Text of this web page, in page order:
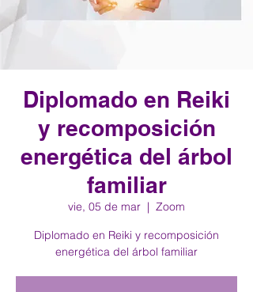
Diplomado en Reiki
y recomposición
energética del árbol
familiar
vie, 05 de mar
  |
Zoom
Diplomado en Reiki y recomposición
energética del árbol familiar